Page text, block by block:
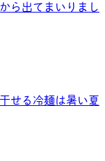
ら出てまいりまし
せる冷麺は暑い夏